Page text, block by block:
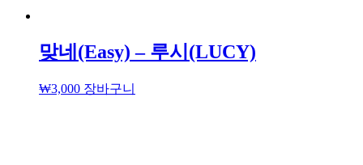
맞네(Easy) – 루시(LUCY)
₩3,000 장바구니